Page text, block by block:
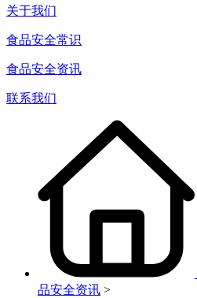
关于我们
食品安全常识
食品安全资讯
联系我们
品安全资讯 >